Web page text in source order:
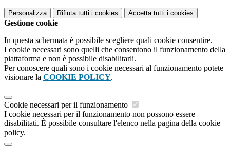
Personalizza Rifiuta tutti i cookies Accetta tutti i cookies
Gestione cookie
In questa schermata è possibile scegliere quali cookie consentire.
I cookie necessari sono quelli che consentono il funzionamento della
piattaforma e non è possibile disabilitarli.
Per conoscere quali sono i cookie necessari al funzionamento potete
visionare la COOKIE POLICY.
Cookie necessari per il funzionamento
I cookie necessari per il funzionamento non possono essere
disabilitati. È possibile consultare l'elenco nella pagina della cookie
policy.